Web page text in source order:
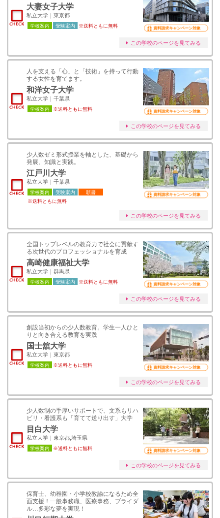
大妻女子大学
私立大学｜東京都
学校案内 受験案内 ※送料ともに無料 資料請求キャンペーン対象
この学校のページを見てみる
人を支える「心」と「技術」を持って行動
する女性を育てます。
和洋女子大学
私立大学｜千葉県
学校案内 ※送料ともに無料 資料請求キャンペーン対象
この学校のページを見てみる
少人数ゼミ形式授業を軸とした、基礎から
発展、知識と実践。
江戸川大学
私立大学｜千葉県
学校案内 受験案内
願書
※送料ともに無料
資料請求キャンペーン対象
この学校のページを見てみる
全国トップレベルの教育力で社会に貢献す
る次世代のプロフェッショナルを育成
高崎健康福祉大学
私立大学｜群馬県
学校案内 受験案内 ※送料ともに無料 資料請求キャンペーン対象
この学校のページを見てみる
創設当初からの少人数教育。学生一人ひと
りと向き合える教育を実践
国士舘大学
私立大学｜東京都
学校案内 ※送料ともに無料 資料請求キャンペーン対象
この学校のページを見てみる
少人数制の手厚いサポートで、文系もリハ
ビリ・看護系も「育てて送り出す」大学
目白大学
私立大学｜東京都,埼玉県
学校案内 ※送料ともに無料 資料請求キャンペーン対象
この学校のページを見てみる
保育士、幼稚園・小学校教諭になるため全
面支援！一般事務職、医療事務、ブライダ
ル…多彩な夢を実現！